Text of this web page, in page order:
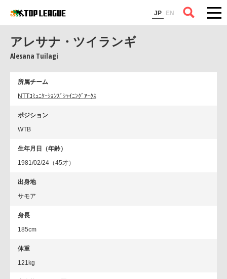
JP EN
コラム
アレサナ・ツイランギ
Alesana Tuilagi
所属チーム
NTTｺﾐｭﾆｹｰｼｮﾝｽﾞｼｬｲﾆﾝｸﾞｱｰｸｽ
ポジション
WTB
生年月日（年齢）
1981/02/24（45才）
出身地
サモア
身長
185cm
体重
121kg